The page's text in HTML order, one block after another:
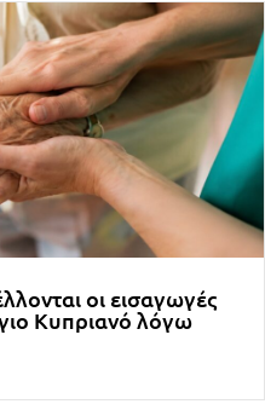
οι εισαγωγές
Κυπριανό λόγω